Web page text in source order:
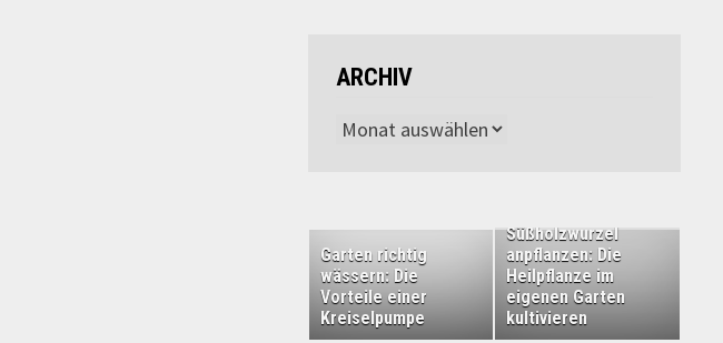
ARCHIV
Archiv
Garten richtig
wässern: Die
Vorteile einer
Kreiselpumpe
Süßholzwurzel
anpflanzen: Die
Heilpflanze im
eigenen Garten
kultivieren